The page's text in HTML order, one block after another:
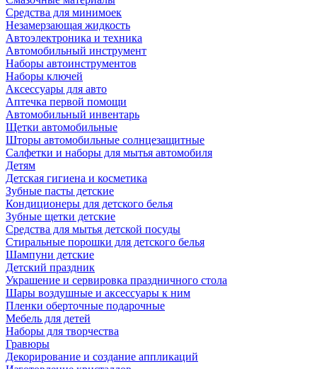
Средства для минимоек
Незамерзающая жидкость
Автоэлектроника и техника
Автомобильный инструмент
Наборы автоинструментов
Наборы ключей
Аксессуары для авто
Аптечка первой помощи
Автомобильный инвентарь
Щетки автомобильные
Шторы автомобильные солнцезащитные
Салфетки и наборы для мытья автомобиля
Детям
Детская гигиена и косметика
Зубные пасты детские
Кондиционеры для детского белья
Зубные щетки детские
Средства для мытья детской посуды
Стиральные порошки для детского белья
Шампуни детские
Детский праздник
Украшение и сервировка праздничного стола
Шары воздушные и аксессуары к ним
Пленки оберточные подарочные
Мебель для детей
Наборы для творчества
Гравюры
Декорирование и создание аппликаций